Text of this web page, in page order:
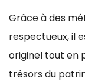
Grâce à des
respectueux, il
originel tout en
trésors du